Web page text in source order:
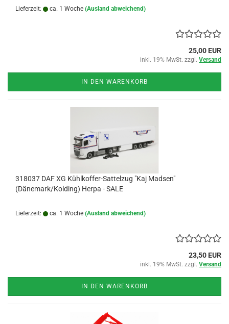
Lieferzeit: ca. 1 Woche (Ausland abweichend)
25,00 EUR
inkl. 19% MwSt. zzgl. Versand
IN DEN WARENKORB
318037 DAF XG Kühlkoffer-Sattelzug "Kaj Madsen"
(Dänemark/Kolding) Herpa - SALE
Lieferzeit: ca. 1 Woche (Ausland abweichend)
23,50 EUR
inkl. 19% MwSt. zzgl. Versand
IN DEN WARENKORB